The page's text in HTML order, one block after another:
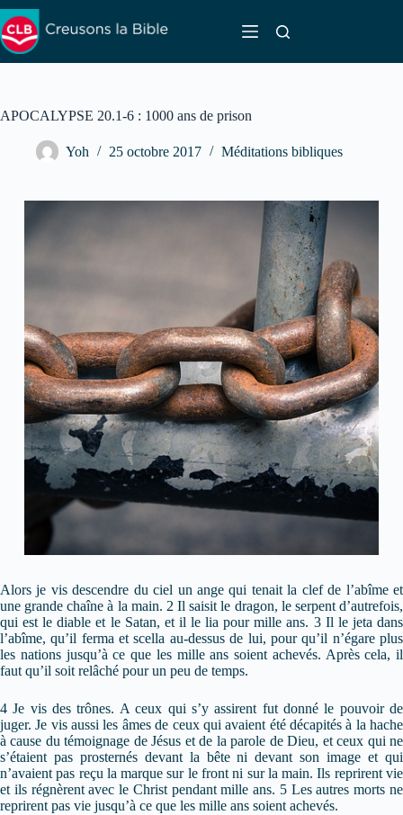
Passer
au
contenu
APOCALYPSE 20.1-6 : 1000 ans de prison
Yoh 25 octobre 2017 Méditations bibliques
Alors je vis descendre du ciel un ange qui tenait la clef de l’abîme et
une grande chaîne à la main. 2 Il saisit le dragon, le serpent d’autrefois,
qui est le diable et le Satan, et il le lia pour mille ans. 3 Il le jeta dans
l’abîme, qu’il ferma et scella au-dessus de lui, pour qu’il n’égare plus
les nations jusqu’à ce que les mille ans soient achevés. Après cela, il
faut qu’il soit relâché pour un peu de temps.
4 Je vis des trônes. A ceux qui s’y assirent fut donné le pouvoir de
juger. Je vis aussi les âmes de ceux qui avaient été décapités à la hache
à cause du témoignage de Jésus et de la parole de Dieu, et ceux qui ne
s’étaient pas prosternés devant la bête ni devant son image et qui
n’avaient pas reçu la marque sur le front ni sur la main. Ils reprirent vie
et ils régnèrent avec le Christ pendant mille ans. 5 Les autres morts ne
reprirent pas vie jusqu’à ce que les mille ans soient achevés.